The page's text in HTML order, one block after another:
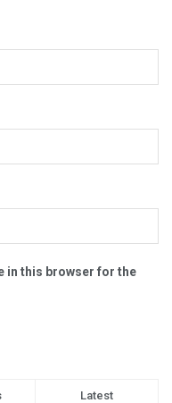
in this browser for the
Latest